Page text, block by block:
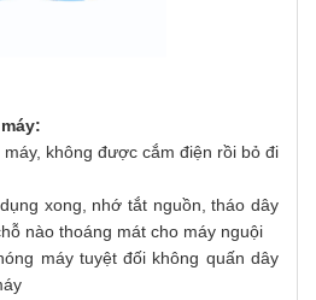
không được cắm điện rồi bỏ đi
xong, nhớ tắt nguồn, tháo dây
nào thoáng mát cho máy nguội
máy tuyệt đối không quấn dây